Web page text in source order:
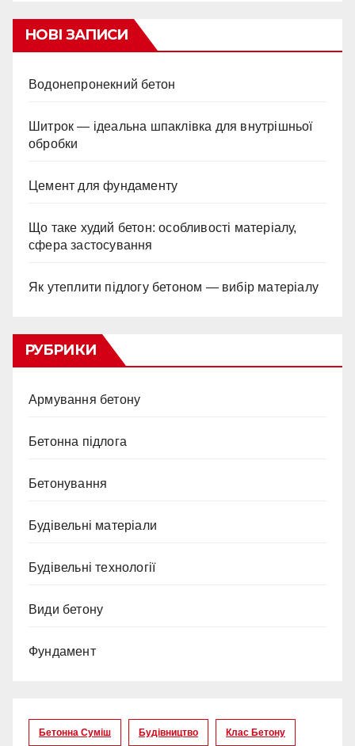
НОВІ ЗАПИСИ
Водонепронекний бетон
Шитрок — ідеальна шпаклівка для внутрішньої
обробки
Цемент для фундаменту
Що таке худий бетон: особливості матеріалу,
сфера застосування
Як утеплити підлогу бетоном — вибір матеріалу
РУБРИКИ
Армування бетону
Бетонна підлога
Бетонування
Будівельні матеріали
Будівельні технології
Види бетону
Фундамент
Бетонна Суміш Будівництво Клас Бетону